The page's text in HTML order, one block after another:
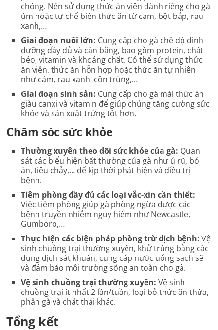
chóng. Nên sử dụng thức ăn viên dành riêng cho gà
úm hoặc tự chế biến thức ăn từ cám, bột bắp, rau
xanh,…
Giai đoạn nuôi lớn: Cung cấp cho gà chế độ dinh
dưỡng đầy đủ và cân bằng, bao gồm protein, chất
béo, vitamin và khoáng chất. Có thể sử dụng thức
ăn viên, thức ăn hỗn hợp hoặc thức ăn tự nhiên
như cám, rau xanh, côn trùng,…
Giai đoạn sinh sản: Cung cấp cho gà mái thức ăn
giàu canxi và vitamin để giúp chúng tăng cường sức
khỏe và sản xuất trứng tốt hơn.
Chăm sóc sức khỏe
Thường xuyên theo dõi sức khỏe của gà: Quan
sát các biểu hiện bất thường của gà như ủ rũ, bỏ
ăn, tiêu chảy,… để kịp thời phát hiện và điều trị
bệnh.
Tiêm phòng đầy đủ các loại vắc-xin cần thiết:
Việc tiêm phòng giúp gà phòng ngừa được các
bệnh truyền nhiễm nguy hiểm như Newcastle,
Gumboro,…
Thực hiện các biện pháp phòng trừ dịch bệnh: Vệ
sinh chuồng trại thường xuyên, khử trùng bằng các
dung dịch sát khuẩn, cung cấp nước uống sạch sẽ
và đảm bảo môi trường sống an toàn cho gà.
Vệ sinh chuồng trại thường xuyên: Vệ sinh
chuồng trại ít nhất 2 lần/tuần, loại bỏ thức ăn thừa,
phân gà và chất thải khác.
Tổng kết